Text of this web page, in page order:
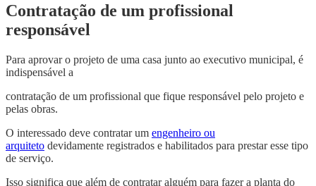
Contratação de um profissional
responsável
Para aprovar o projeto de uma casa junto ao executivo municipal, é
indispensável a
contratação de um profissional que fique responsável pelo projeto e
pelas obras.
O interessado deve contratar um engenheiro ou
arquiteto devidamente registrados e habilitados para prestar esse tipo
de serviço.
Isso significa que além de contratar alguém para fazer a planta do